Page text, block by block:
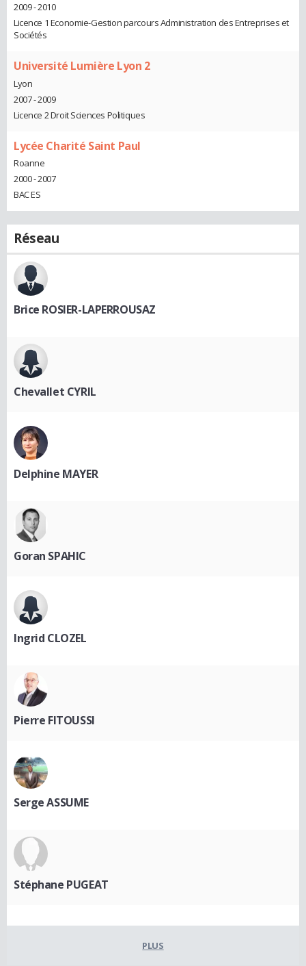
2009 - 2010
Licence 1 Economie-Gestion parcours Administration des Entreprises et
Sociétés
Université Lumière Lyon 2
Lyon
2007 - 2009
Licence 2 Droit Sciences Politiques
Lycée Charité Saint Paul
Roanne
2000 - 2007
BAC ES
Réseau
Brice ROSIER-LAPERROUSAZ
Chevallet CYRIL
Delphine MAYER
Goran SPAHIC
Ingrid CLOZEL
Pierre FITOUSSI
Serge ASSUME
Stéphane PUGEAT
PLUS